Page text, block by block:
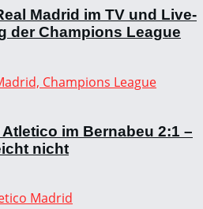
Madrid im TV und Live-
der Champions League
im Bernabeu 2:1 –
nicht